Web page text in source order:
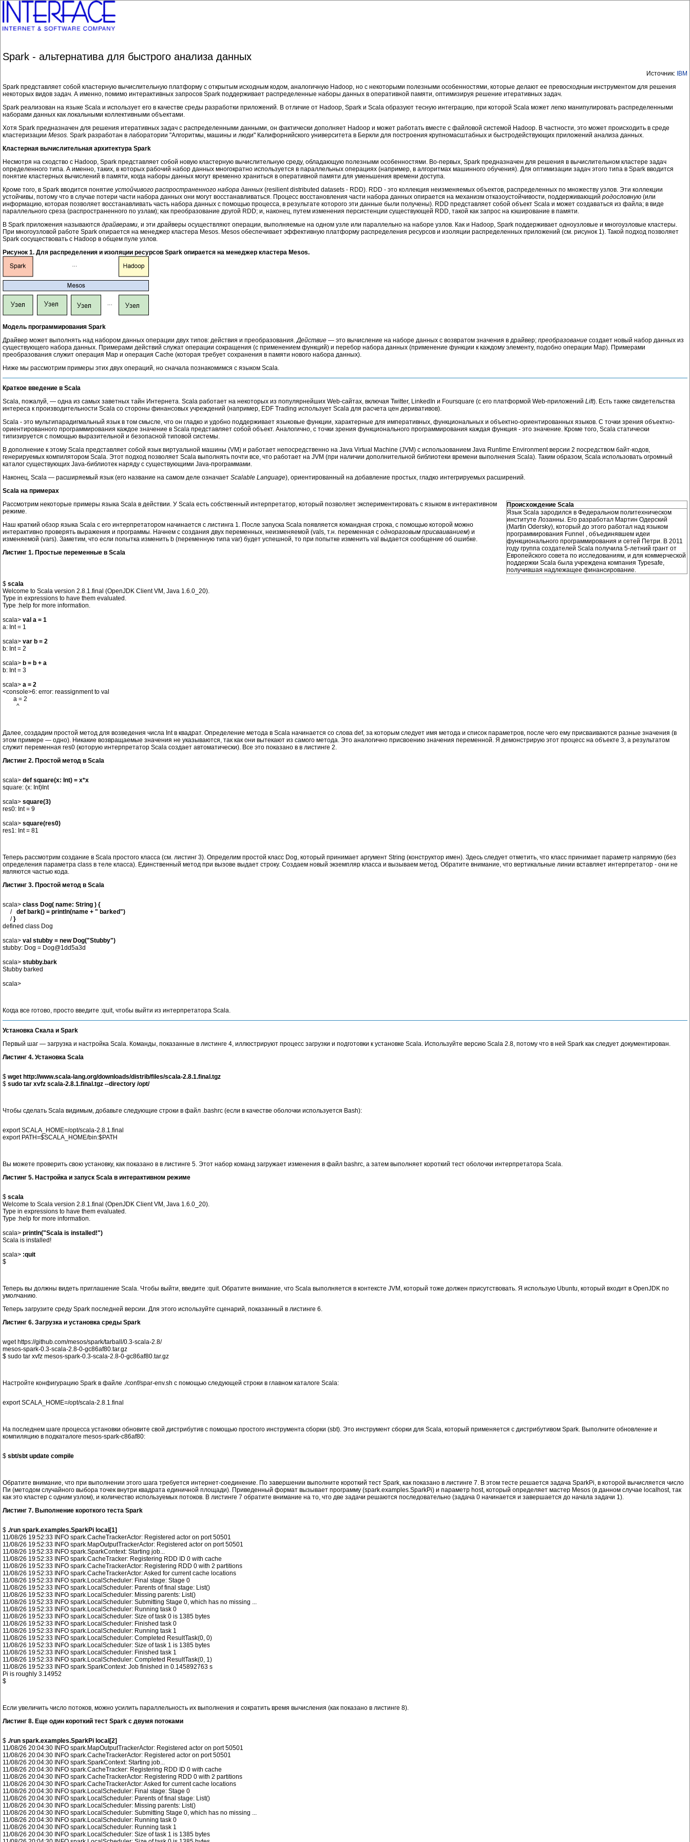
Spark - альтернатива для быстрого анализа данных
Источник: IBM
Spark представляет собой кластерную вычислительную платформу с открытым исходным кодом, аналогичную Hadoop, но с некоторыми полезными особенностями, которые делают ее превосходным инструментом для решения
некоторых видов задач. А именно, помимо интерактивных запросов Spark поддерживает распределенные наборы данных в оперативной памяти, оптимизируя решение итеративных задач.
Spark реализован на языке Scala и использует его в качестве среды разработки приложений. В отличие от Hadoop, Spark и Scala образуют тесную интеграцию, при которой Scala может легко манипулировать распределенными
наборами данных как локальными коллективными объектами.
Хотя Spark предназначен для решения итеративных задач с распределенными данными, он фактически дополняет Hadoop и может работать вместе с файловой системой Hadoop. В частности, это может происходить в среде
кластеризации Mesos. Spark разработан в лаборатории "Алгоритмы, машины и люди" Калифорнийского университета в Беркли для построения крупномасштабных и быстродействующих приложений анализа данных.
Кластерная вычислительная архитектура Spark
Несмотря на сходство с Hadoop, Spark представляет собой новую кластерную вычислительную среду, обладающую полезными особенностями. Во-первых, Spark предназначен для решения в вычислительном кластере задач
определенного типа. А именно, таких, в которых рабочий набор данных многократно используется в параллельных операциях (например, в алгоритмах машинного обучения). Для оптимизации задач этого типа в Spark вводится
понятие кластерных вычислений в памяти, когда наборы данных могут временно храниться в оперативной памяти для уменьшения времени доступа.
Кроме того, в Spark вводится понятие устойчивого распространенного набора данных (resilient distributed datasets - RDD). RDD - это коллекция неизменяемых объектов, распределенных по множеству узлов. Эти коллекции
устойчивы, потому что в случае потери части набора данных они могут восстанавливаться. Процесс восстановления части набора данных опирается на механизм отказоустойчивости, поддерживающий родословную (или
информацию, которая позволяет восстанавливать часть набора данных с помощью процесса, в результате которого эти данные были получены). RDD представляет собой объект Scala и может создаваться из файла; в виде
параллельного среза (распространенного по узлам); как преобразование другой RDD; и, наконец, путем изменения персистенции существующей RDD, такой как запрос на кэширование в памяти.
В Spark приложения называются драйверами, и эти драйверы осуществляют операции, выполняемые на одном узле или параллельно на наборе узлов. Как и Hadoop, Spark поддерживает одноузловые и многоузловые кластеры.
При многоузловой работе Spark опирается на менеджер кластера Mesos. Mesos обеспечивает эффективную платформу распределения ресурсов и изоляции распределенных приложений (см. рисунок 1). Такой подход позволяет
Spark сосуществовать с Hadoop в общем пуле узлов.
Рисунок 1. Для распределения и изоляции ресурсов Spark опирается на менеджер кластера Mesos.
Модель программирования Spark
Драйвер может выполнять над набором данных операции двух типов: действия и преобразования. Действие ― это вычисление на наборе данных с возвратом значения в драйвер; преобразование создает новый набор данных из
существующего набора данных. Примерами действий служат операции сокращения (с применением функций) и перебор набора данных (применение функции к каждому элементу, подобно операции Map). Примерами
преобразования служит операция Map и операция Cache (которая требует сохранения в памяти нового набора данных).
Ниже мы рассмотрим примеры этих двух операций, но сначала познакомимся с языком Scala.
Краткое введение в Scala
Scala, пожалуй, ― одна из самых заветных тайн Интернета. Scala работает на некоторых из популярнейших Web-сайтах, включая Twitter, LinkedIn и Foursquare (с его платформой Web-приложений Lift). Есть также свидетельства
интереса к производительности Scala со стороны финансовых учреждений (например, EDF Trading использует Scala для расчета цен деривативов).
Scala - это мультипарадигмальный язык в том смысле, что он гладко и удобно поддерживает языковые функции, характерные для императивных, функциональных и объектно-ориентированных языков. С точки зрения объектно-
ориентированного программирования каждое значение в Scala представляет собой объект. Аналогично, с точки зрения функционального программирования каждая функция - это значение. Кроме того, Scala статически
типизируется с помощью выразительной и безопасной типовой системы.
В дополнение к этому Scala представляет собой язык виртуальной машины (VM) и работает непосредственно на Java Virtual Machine (JVM) с использованием Java Runtime Environment версии 2 посредством байт-кодов,
генерируемых компилятором Scala. Этот подход позволяет Scala выполнять почти все, что работает на JVM (при наличии дополнительной библиотеки времени выполнения Scala). Таким образом, Scala использовать огромный
каталог существующих Java-библиотек наряду с существующими Java-программами.
Наконец, Scala ― расширяемый язык (его название на самом деле означает Scalable Language), ориентированный на добавление простых, гладко интегрируемых расширений.
Scala на примерах
Происхождение Scala
Язык Scala зародился в Федеральном политехническом
институте Лозанны. Его разработал Мартин Одерский
(Martin Odersky), который до этого работал над языком
программирования Funnel , объединявшем идеи
функционального программирования и сетей Петри. В 2011
году группа создателей Scala получила 5-летний грант от
Европейского совета по исследованиям, и для коммерческой
поддержки Scala была учреждена компания Typesafe,
получившая надлежащее финансирование.
Рассмотрим некоторые примеры языка Scala в действии. У Scala есть собственный интерпретатор, который позволяет экспериментировать с языком в интерактивном
режиме.
Наш краткий обзор языка Scala с его интерпретатором начинается с листинга 1. После запуска Scala появляется командная строка, с помощью которой можно
интерактивно проверять выражения и программы. Начнем с создания двух переменных, неизменяемой (vals, т.н. переменная с одноразовым присваиванием) и
изменяемой (vars). Заметим, что если попытка изменить b (переменную типа var) будет успешной, то при попытке изменить val выдается сообщение об ошибке.
Листинг 1. Простые переменные в Scala
$ scala
Welcome to Scala version 2.8.1.final (OpenJDK Client VM, Java 1.6.0_20).
Type in expressions to have them evaluated.
Type :help for more information.
scala> val a = 1
a: Int = 1
scala> var b = 2
b: Int = 2
scala> b = b + a
b: Int = 3
scala> a = 2
<console>6: error: reassignment to val
Далее, создадим простой метод для возведения числа Int в квадрат. Определение метода в Scala начинается со слова def, за которым следует имя метода и список параметров, после чего ему присваиваются разные значения (в
этом примере ― одно). Никакие возвращаемые значения не указываются, так как они вытекают из самого метода. Это аналогично присвоению значения переменной. Я демонстрирую этот процесс на объекте 3, а результатом
служит переменная res0 (которую интерпретатор Scala создает автоматически). Все это показано в в листинге 2.
Листинг 2. Простой метод в Scala
scala> def square(x: Int) = x*x
square: (x: Int)Int
scala> square(3)
res0: Int = 9
scala> square(res0)
Теперь рассмотрим создание в Scala простого класса (см. листинг 3). Определим простой класс Dog, который принимает аргумент String (конструктор имен). Здесь следует отметить, что класс принимает параметр напрямую (без
определения параметра class в теле класса). Единственный метод при вызове выдает строку. Создаем новый экземпляр класса и вызываем метод. Обратите внимание, что вертикальные линии вставляет интерпретатор - они не
являются частью кода.
Листинг 3. Простой метод в Scala
scala> class Dog( name: String ) {
     /
def bark() = println(name + " barked")
     /
}
defined class Dog
scala> val stubby = new Dog("Stubby")
stubby: Dog = Dog@1dd5a3d
scala> stubby.bark
Stubby barked
Когда все готово, просто введите :quit, чтобы выйти из интерпретатора Scala.
Установка Скала и Spark
Первый шаг ― загрузка и настройка Scala. Команды, показанные в листинге 4, иллюстрируют процесс загрузки и подготовки к установке Scala. Используйте версию Scala 2.8, потому что в ней Spark как следует документирован.
Листинг 4. Установка Scala
$ wget http://www.scala-lang.org/downloads/distrib/files/scala-2.8.1.final.tgz
$ sudo tar xvfz scala-2.8.1.final.tgz --directory /opt/
Чтобы сделать Scala видимым, добавьте следующие строки в файл .bashrc (если в качестве оболочки используется Bash):
export SCALA_HOME=/opt/scala-2.8.1.final
Вы можете проверить свою установку, как показано в в листинге 5. Этот набор команд загружает изменения в файл bashrc, а затем выполняет короткий тест оболочки интерпретатора Scala.
Листинг 5. Настройка и запуск Scala в интерактивном режиме
$ scala
Welcome to Scala version 2.8.1.final (OpenJDK Client VM, Java 1.6.0_20).
Type in expressions to have them evaluated.
Type :help for more information.
scala> println("Scala is installed!")
Scala is installed!
scala> :quit
Теперь вы должны видеть приглашение Scala. Чтобы выйти, введите :quit. Обратите внимание, что Scala выполняется в контексте JVM, который тоже должен присутствовать. Я использую Ubuntu, который входит в OpenJDK по
умолчанию.
Теперь загрузите среду Spark последней версии. Для этого используйте сценарий, показанный в листинге 6.
Листинг 6. Загрузка и установка среды Spark
wget https://github.com/mesos/spark/tarball/0.3-scala-2.8/
mesos-spark-0.3-scala-2.8-0-gc86af80.tar.gz
Настройте конфигурацию Spark в файле ./conf/spar-env.sh с помощью следующей строки в главном каталоге Scala:
На последнем шаге процесса установки обновите свой дистрибутив с помощью простого инструмента сборки (sbt). Это инструмент сборки для Scala, который применяется с дистрибутивом Spark. Выполните обновление и
компиляцию в подкаталоге mesos-spark-c86af80:
$ sbt/sbt update compile
Обратите внимание, что при выполнении этого шага требуется интернет-соединение. По завершении выполните короткий тест Spark, как показано в листинге 7. В этом тесте решается задача SparkPi, в которой вычисляется число
Пи (методом случайного выбора точек внутри квадрата единичной площади). Приведенный формат вызывает программу (spark.examples.SparkPi) и параметр host, который определяет мастер Mesos (в данном случае localhost, так
как это кластер с одним узлом), и количество используемых потоков. В листинге 7 обратите внимание на то, что две задачи решаются последовательно (задача 0 начинается и завершается до начала задачи 1).
Листинг 7. Выполнение короткого теста Spark
$ ./run spark.examples.SparkPi local[1]
11/08/26 19:52:33 INFO spark.CacheTrackerActor: Registered actor on port 50501
11/08/26 19:52:33 INFO spark.MapOutputTrackerActor: Registered actor on port 50501
11/08/26 19:52:33 INFO spark.SparkContext: Starting job...
11/08/26 19:52:33 INFO spark.CacheTracker: Registering RDD ID 0 with cache
11/08/26 19:52:33 INFO spark.CacheTrackerActor: Registering RDD 0 with 2 partitions
11/08/26 19:52:33 INFO spark.CacheTrackerActor: Asked for current cache locations
11/08/26 19:52:33 INFO spark.LocalScheduler: Final stage: Stage 0
11/08/26 19:52:33 INFO spark.LocalScheduler: Parents of final stage: List()
11/08/26 19:52:33 INFO spark.LocalScheduler: Missing parents: List()
11/08/26 19:52:33 INFO spark.LocalScheduler: Submitting Stage 0, which has no missing ...
11/08/26 19:52:33 INFO spark.LocalScheduler: Running task 0
11/08/26 19:52:33 INFO spark.LocalScheduler: Size of task 0 is 1385 bytes
11/08/26 19:52:33 INFO spark.LocalScheduler: Finished task 0
11/08/26 19:52:33 INFO spark.LocalScheduler: Running task 1
11/08/26 19:52:33 INFO spark.LocalScheduler: Completed ResultTask(0, 0)
11/08/26 19:52:33 INFO spark.LocalScheduler: Size of task 1 is 1385 bytes
11/08/26 19:52:33 INFO spark.LocalScheduler: Finished task 1
11/08/26 19:52:33 INFO spark.LocalScheduler: Completed ResultTask(0, 1)
11/08/26 19:52:33 INFO spark.SparkContext: Job finished in 0.145892763 s
Pi is roughly 3.14952
Если увеличить число потоков, можно усилить параллельность их выполнения и сократить время вычисления (как показано в листинге 8).
Листинг 8. Еще один короткий тест Spark с двумя потоками
$ ./run spark.examples.SparkPi local[2]
11/08/26 20:04:30 INFO spark.MapOutputTrackerActor: Registered actor on port 50501
11/08/26 20:04:30 INFO spark.CacheTrackerActor: Registered actor on port 50501
11/08/26 20:04:30 INFO spark.SparkContext: Starting job...
11/08/26 20:04:30 INFO spark.CacheTracker: Registering RDD ID 0 with cache
11/08/26 20:04:30 INFO spark.CacheTrackerActor: Registering RDD 0 with 2 partitions
11/08/26 20:04:30 INFO spark.CacheTrackerActor: Asked for current cache locations
11/08/26 20:04:30 INFO spark.LocalScheduler: Final stage: Stage 0
11/08/26 20:04:30 INFO spark.LocalScheduler: Parents of final stage: List()
11/08/26 20:04:30 INFO spark.LocalScheduler: Missing parents: List()
11/08/26 20:04:30 INFO spark.LocalScheduler: Submitting Stage 0, which has no missing ...
11/08/26 20:04:30 INFO spark.LocalScheduler: Running task 0
11/08/26 20:04:30 INFO spark.LocalScheduler: Running task 1
11/08/26 20:04:30 INFO spark.LocalScheduler: Size of task 1 is 1385 bytes